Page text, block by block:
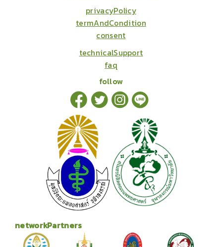
privacyPolicy
termAndCondition
consent
technicalSupport
faq
follow
networkPartners